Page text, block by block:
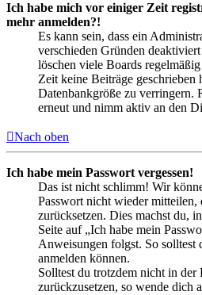
Ich habe mich vor einiger Zeit
mehr anmelden?!
Es kann sein, dass ein
verschieden Gründen
löschen viele Boards
Zeit keine Beiträge geschrieben
Datenbankgröße zu verringern.
erneut und nimm aktiv an den
Nach oben
Ich habe mein Passwort vergessen!
Das ist nicht schlimm! Wir
Passwort nicht wieder mitteilen,
zurücksetzen. Dies machst du,
Seite auf „Ich habe mein
Anweisungen folgst. So solltest
anmelden können.
Solltest du trotzdem nicht in der
zurückzusetzen, so wende dich